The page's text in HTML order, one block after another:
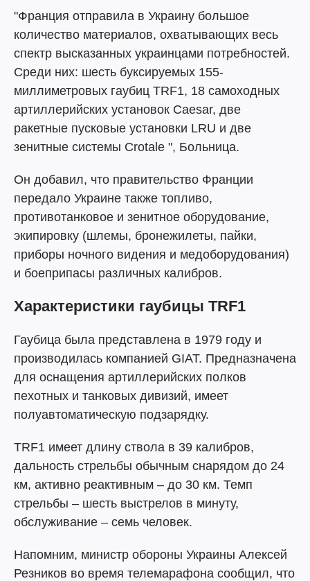
"Франция отправила в Украину большое
количество материалов, охватывающих весь
спектр высказанных украинцами потребностей.
Среди них: шесть буксируемых 155-
миллиметровых гаубиц TRF1, 18 самоходных
артиллерийских установок Caesar, две
ракетные пусковые установки LRU и две
зенитные системы Crotale ", Больница.
Он добавил, что правительство Франции
передало Украине также топливо,
противотанковое и зенитное оборудование,
экипировку (шлемы, бронежилеты, пайки,
приборы ночного видения и медоборудования)
и боеприпасы различных калибров.
Характеристики гаубицы TRF1
Гаубица была представлена в 1979 году и
производилась компанией GIAT. Предназначена
для оснащения артиллерийских полков
пехотных и танковых дивизий, имеет
полуавтоматическую подзарядку.
TRF1 имеет длину ствола в 39 калибров,
дальность стрельбы обычным снарядом до 24
км, активно реактивным – до 30 км. Темп
стрельбы – шесть выстрелов в минуту,
обслуживание – семь человек.
Напомним, министр обороны Украины Алексей
Резников во время телемарафона сообщил, что